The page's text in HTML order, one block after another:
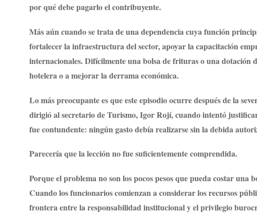
por qué debe pagarlo el contribuyente.
Más aún cuando se trata de una dependencia cuya función
fortalecer la infraestructura del sector, apoyar la capacitación
internacionales. Difícilmente una bolsa de frituras o una
hotelera o a mejorar la derrama económica.
Lo más preocupante es que este episodio ocurre después de la
dirigió al secretario de Turismo, Igor Rojí, cuando intentó
fue contundente: ningún gasto debía realizarse sin la debida
Parecería que la lección no fue suficientemente comprendida.
Porque el problema no son los pocos pesos que pueda costar
Cuando los funcionarios comienzan a considerar los recursos
frontera entre la responsabilidad institucional y el privilegio